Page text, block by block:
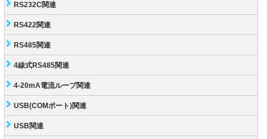
RS232C関連
RS422関連
RS485関連
4線式RS485関連
4-20mA電流ループ関連
USB(COMポート)関連
USB関連